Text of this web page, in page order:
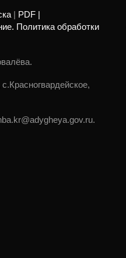
PDF |
Политика обработки